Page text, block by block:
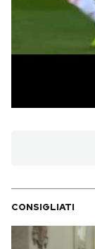
CONSIGLIATI